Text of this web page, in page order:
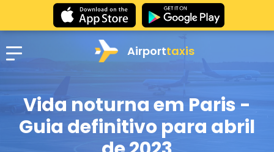
Airporttaxis
Vida noturna em Paris -
Guia definitivo para abril